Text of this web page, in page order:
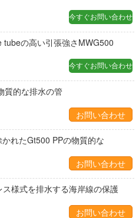
今すぐお問い合わせ
tubeの高い引張強さMWG500
今すぐお問い合わせ
質的な排水の管
お問い合わせ
れたGt500 PPの物質的な
お問い合わせ
様式を排水する海岸線の保護
お問い合わせ